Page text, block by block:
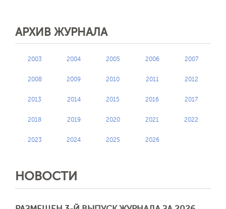
АРХИВ ЖУРНАЛА
2003 2004 2005 2006 2007
2008 2009 2010 2011 2012
2013 2014 2015 2016 2017
2018 2019 2020 2021 2022
2023 2024 2025 2026
НОВОСТИ